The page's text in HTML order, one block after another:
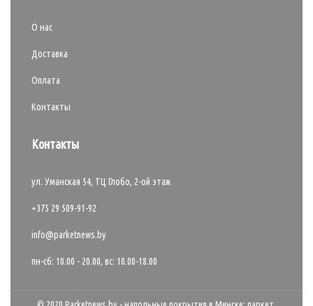
О нас
Доставка
Оплата
Контакты
Контакты
ул. Уманская 54, ТЦ Глобо, 2-ой этаж
+375 29 509-91-92
info@parketnews.by
пн-сб: 10.00 - 20.00, вс: 10.00-18.00